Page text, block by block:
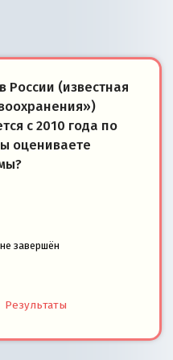
(известная
с 2010 года по
оцениваете
завершён
Результаты